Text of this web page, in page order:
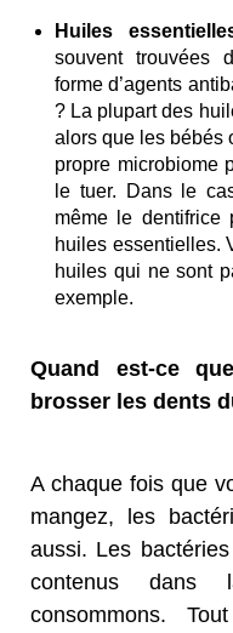
Huiles
souvent trouvées
forme d’agents
? La plupart des
alors que les bébés
propre microbiome
le tuer. Dans le
même le dentifrice
huiles essentielles.
huiles qui ne sont
exemple.
Quand est-ce
brosser les dents
A chaque fois que
mangez, les
aussi. Les
contenus dans
consommons.